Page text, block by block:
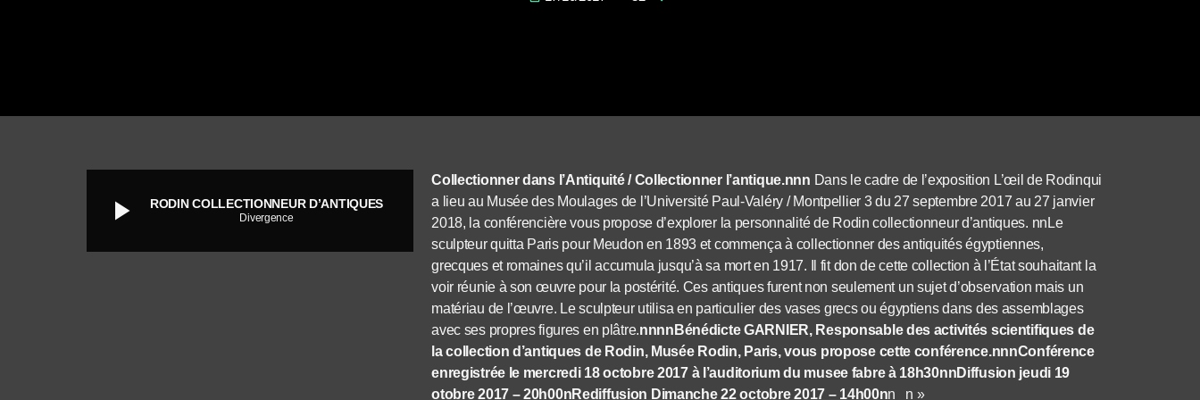
play_arrow RODIN COLLECTIONNEUR D’ANTIQUES
Divergence
Collectionner dans l’Antiquité / Collectionner l’antique.nnn Dans le cadre de l’exposition L’œil de Rodinqui
a lieu au Musée des Moulages de l’Université Paul-Valéry / Montpellier 3 du 27 septembre 2017 au 27 janvier
2018, la conférencière vous propose d’explorer la personnalité de Rodin collectionneur d’antiques. nnLe
sculpteur quitta Paris pour Meudon en 1893 et commença à collectionner des antiquités égyptiennes,
grecques et romaines qu’il accumula jusqu’à sa mort en 1917. Il fit don de cette collection à l’État souhaitant la
voir réunie à son œuvre pour la postérité. Ces antiques furent non seulement un sujet d’observation mais un
matériau de l’œuvre. Le sculpteur utilisa en particulier des vases grecs ou égyptiens dans des assemblages
avec ses propres figures en plâtre.nnnnBénédicte GARNIER, Responsable des activités scientifiques de
la collection d’antiques de Rodin, Musée Rodin, Paris, vous propose cette conférence.nnnConférence
enregistrée le mercredi 18 octobre 2017 à l’auditorium du musee fabre à 18h30nnDiffusion jeudi 19
otobre 2017 – 20h00nRediffusion Dimanche 22 octobre 2017 – 14h00nn n »